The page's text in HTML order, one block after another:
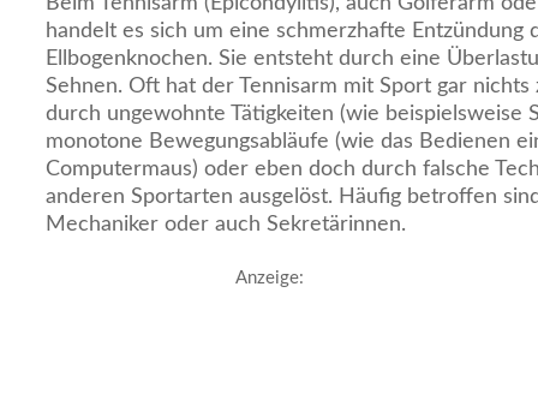
handelt es sich um eine schmerzhafte Entzündung
Ellbogenknochen. Sie entsteht durch eine
Sehnen. Oft hat der Tennisarm mit Sport gar
durch ungewohnte Tätigkeiten (wie beispielsweise
monotone Bewegungsabläufe (wie das Bedienen
Computermaus) oder eben doch durch falsche
anderen Sportarten ausgelöst. Häufig betroffen
Mechaniker oder auch Sekretärinnen.
Anzeige: